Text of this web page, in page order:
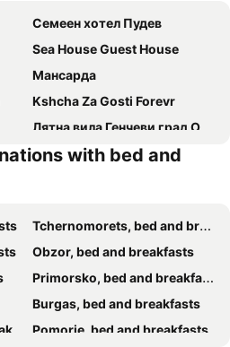
Семеен хотел Пудев
Sea House Guest House
Мансарда
Kshcha Za Gosti Forevr
Лятна вила Генчеви град Обзор
with bed and
Tchernomorets, bed and breakfasts
Obzor, bed and breakfasts
Primorsko, bed and breakfasts
Burgas, bed and breakfasts
Pomorie, bed and breakfasts